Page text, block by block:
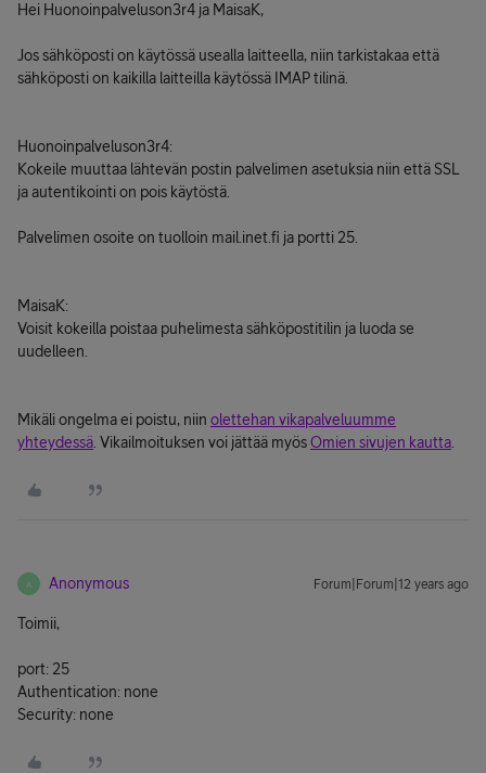
Hei Huonoinpalveluson3r4 ja MaisaK,
Jos sähköposti on käytössä usealla laitteella, niin tarkistakaa että
sähköposti on kaikilla laitteilla käytössä IMAP tilinä.
Huonoinpalveluson3r4:
Kokeile muuttaa lähtevän postin palvelimen asetuksia niin että SSL
ja autentikointi on pois käytöstä.
Palvelimen osoite on tuolloin mail.inet.fi ja portti 25.
MaisaK:
Voisit kokeilla poistaa puhelimesta sähköpostitilin ja luoda se
uudelleen.
Mikäli ongelma ei poistu, niin olettehan vikapalveluumme
yhteydessä . Vikailmoituksen voi jättää myösOmien sivujen kautta
A Anonymous Forum|Forum|12 years ago
Toimii,
port: 25
Authentication: none
Security: none